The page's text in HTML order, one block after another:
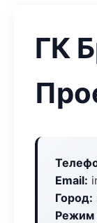
ГК
Email:
Город:
Режим